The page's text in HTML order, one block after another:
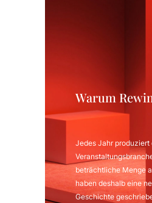
Warum
Jedes Jahr produziert
beträchtliche Menge
haben deshalb eine
Geschichte